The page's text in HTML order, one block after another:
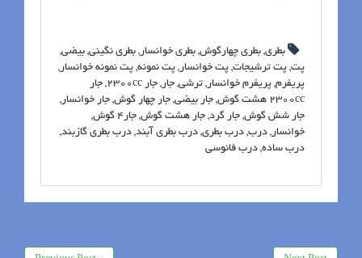
بطری, بطری چهارگوش, بطری خوانسار , بطری نگینی, بیضی,
پت, پت ترشیجات, پت خوانسار , پت نمونه, پت نمونه خوانسار ,
پریفرم, پریفرم خوانسار , ترشی, جار , جار 2300cc , جار
2300cc هشت گوش
, جار بیضی, جار چهار گوش, جار خوانسار ,
جار شش گوش, جار گرد, جار هشت گوش, جار4 گوش
,
خوانسار , درب, درب بطری, درب بطری آبند, درب بطری گازبند,
درب ساده, درب فانوسی